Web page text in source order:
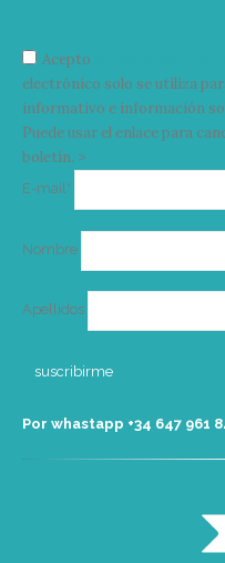
Acepto
electrónico solo se utiliza
informativo e información
Puede usar el enlace para
boletín. >
E-mail*
Nombre
Apellidos
Por whastapp +34 ‭647 961